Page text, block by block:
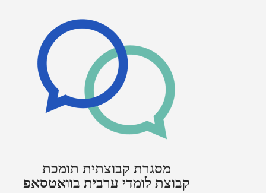
מסגרת קבוצתית תומכת
קבוצת לומדי ערבית בוואטסאפ